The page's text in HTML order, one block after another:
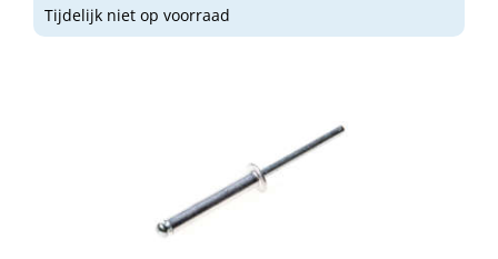
Tijdelijk niet op voorraad